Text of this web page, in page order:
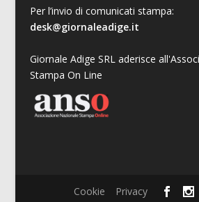
Per l’invio di comunicati stampa:
desk@giornaleadige.it
Giornale Adige SRL aderisce
Stampa On Line
Cookie Privacy